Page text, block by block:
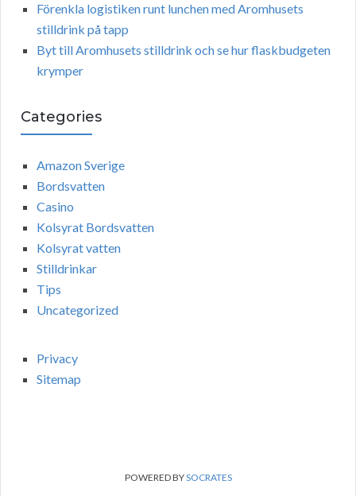
Förenkla logistiken runt lunchen med Aromhusets
stilldrink på tapp
Byt till Aromhusets stilldrink och se hur flaskbudgeten
krymper
Categories
Amazon Sverige
Bordsvatten
Casino
Kolsyrat Bordsvatten
Kolsyrat vatten
Stilldrinkar
Tips
Uncategorized
Privacy
Sitemap
POWERED BYSOCRATES